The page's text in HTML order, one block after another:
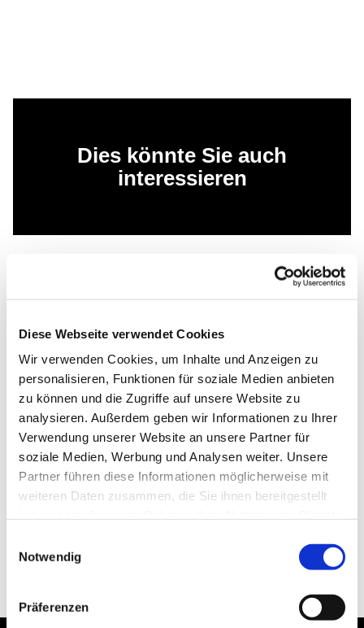
Diese Webseite verwendet Cookies
Wir verwenden Cookies, um Inhalte und Anzeigen zu
personalisieren, Funktionen für soziale Medien anbieten
zu können und die Zugriffe auf unsere Website zu
analysieren. Außerdem geben wir Informationen zu Ihrer
Verwendung unserer Website an unsere Partner für
soziale Medien, Werbung und Analysen weiter. Unsere
Partner führen diese Informationen möglicherweise mit
weiteren Daten zusammen, die Sie ihnen bereitgestellt
Notwendig
Präferenzen
Dies könnte Sie auch
interessieren